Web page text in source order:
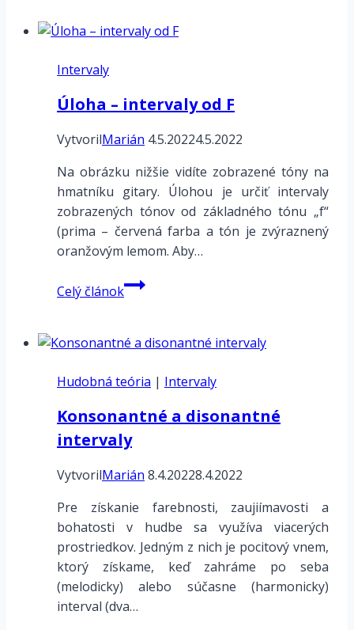
diatonická
–
–
harmonizácia
Intervaly
Úloha – intervaly od F
VytvorilMarián 4.5.20224.5.2022
Na obrázku nižšie vidíte zobrazené tóny na
hmatníku gitary. Úlohou je určiť intervaly
zobrazených tónov od základného tónu „f“
(prima – červená farba a tón je zvýraznený
oranžovým lemom. Aby…
Celý článokÚloha
–
od
Hudobná teória | Intervaly
Konsonantné a disonantné
intervaly
VytvorilMarián 8.4.20228.4.2022
Pre získanie farebnosti, zaujiímavosti a
bohatosti v hudbe sa využíva viacerých
prostriedkov. Jedným z nich je pocitový vnem,
ktorý získame, keď zahráme po seba
(melodicky) alebo súčasne (harmonicky)
interval (dva…